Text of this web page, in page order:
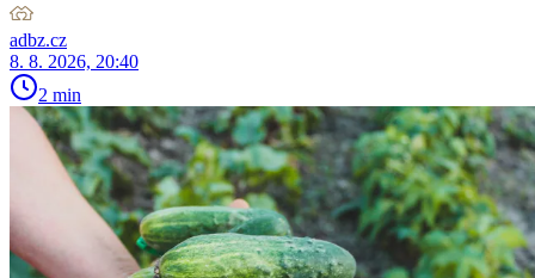
adbz.cz
8. 8. 2026, 20:40
2 min